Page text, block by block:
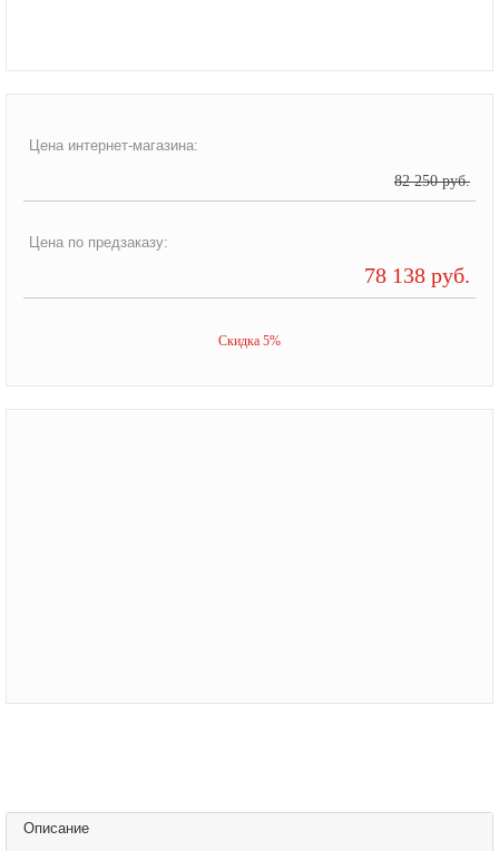
Цена интернет-магазина:
82 250 руб.
Цена по предзаказу:
78 138 руб.
Скидка 5%
Описание